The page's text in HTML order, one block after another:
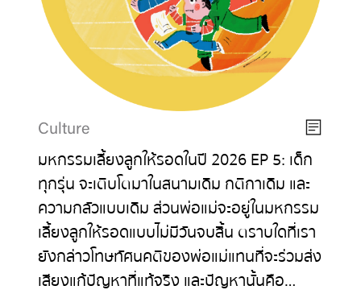
Culture
มหกรรมเลี้ยงลูกให้รอดในปี 2026 EP 5: เด็ก
ทุกรุ่น จะเติบโตมาในสนามเดิม กติกาเดิม และ
ความกลัวแบบเดิม ส่วนพ่อแม่จะอยู่ในมหกรรม
เลี้ยงลูกให้รอดแบบไม่มีวันจบสิ้น ตราบใดที่เรา
ยังกล่าวโทษทัศนคติของพ่อแม่แทนที่จะร่วมส่ง
เสียงแก้ปัญหาที่แท้จริง และปัญหานั้นคือ…